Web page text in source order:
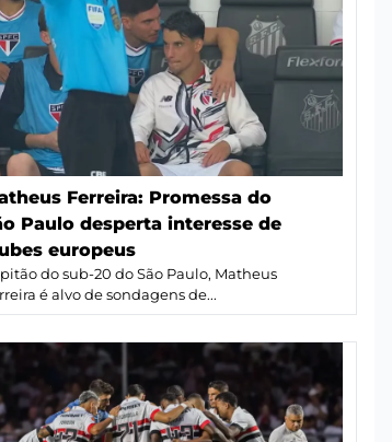
Ferreira: Promessa do
Paulo desperta interesse de
europeus
do sub-20 do São Paulo, Matheus
é alvo de sondagens de...